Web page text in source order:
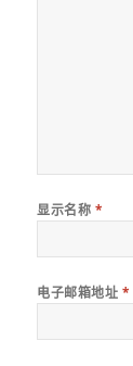
显示名称 *
电子邮箱地址 *